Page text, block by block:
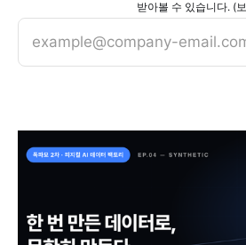
받아볼 수 있습니다. (
example@company-